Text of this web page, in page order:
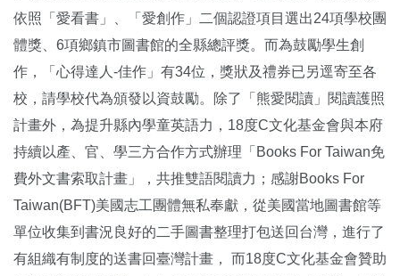
依照「愛看書」、「愛創作」二個認證項目選出24項學校團
體獎、6項鄉鎮市圖書館的全縣總評獎。而為鼓勵學生創
作，「心得達人-佳作」有34位，獎狀及禮券已另逕寄至各
校，請學校代為頒發以資鼓勵。除了「熊愛閱讀」閱讀護照
計畫外，為提升縣內學童英語力，18度C文化基金會與本府
持續以產、官、學三方合作方式辦理「Books For Taiwan免
費外文書索取計畫」，共推雙語閱讀力；感謝Books For
Taiwan(BFT)美國志工團體無私奉獻，從美國當地圖書館等
單位收集到書況良好的二手圖書整理打包送回台灣，進行了
有組織有制度的送書回臺灣計畫， 而18度C文化基金會贊助